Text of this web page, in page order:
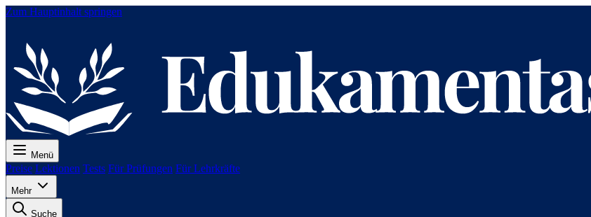
Zum Hauptinhalt springen
Menü
Preise Lektionen Tests Für Prüfungen Für Lehrkräfte
Mehr
Suche